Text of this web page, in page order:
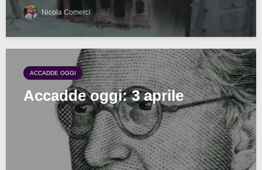
Nicola Comerci
ACCADDE OGGI
Accadde oggi: 3 aprile